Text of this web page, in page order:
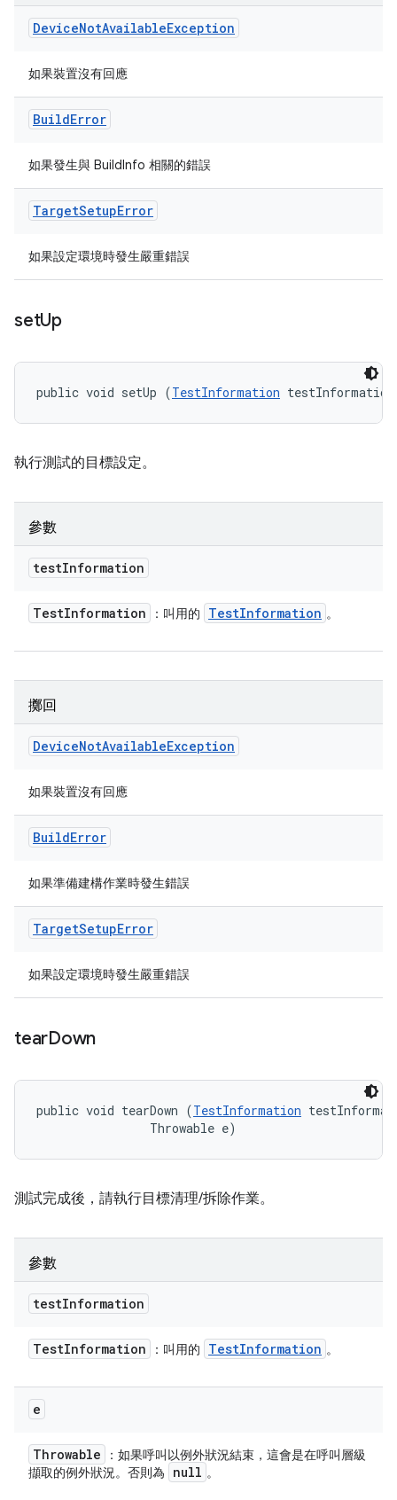
DeviceNotAvailableException
如果裝置沒有回應
BuildError
如果發生與 BuildInfo 相關的錯誤
TargetSetupError
如果設定環境時發生嚴重錯誤
setUp
public void setUp (TestInformation
執行測試的目標設定。
參數
testInformation
TestInformation ：叫用的 TestInformation 。
擲回
DeviceNotAvailableException
如果裝置沒有回應
BuildError
如果準備建構作業時發生錯誤
TargetSetupError
如果設定環境時發生嚴重錯誤
tearDown
public void tearDown (TestInformation
                Throwable e)
測試完成後，請執行目標清理/拆除作業。
參數
testInformation
TestInformation ：叫用的 TestInformation 。
e
Throwable
：如果呼叫以例外狀況結束，這會是在呼叫層級
擷取的例外狀況。否則為
null 。